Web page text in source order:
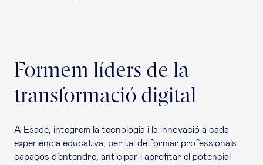
Formem líders de la
transformació digital
A Esade, integrem la tecnologia i la innovació a cada
experiència educativa, per tal de formar professionals
capaços d’entendre, anticipar i aprofitar el potencial